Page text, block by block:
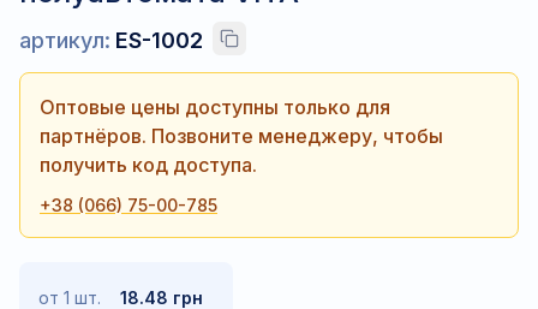
артикул: ES-1002
Оптовые цены доступны только для
партнёров. Позвоните менеджеру, чтобы
получить код доступа.
+38 (066) 75-00-785
от 1 шт. 18.48 грн